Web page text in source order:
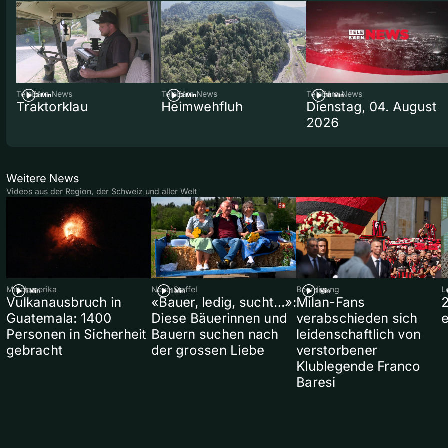
3 Min
TeleBärn News
Traktorklau
3 Min
TeleBärn News
Heimwehfluh
18 Min
TeleBärn News
Dienstag, 04. August
2026
Weitere News
Videos aus der Region, der Schweiz und aller Welt
1 Min
Mittelamerika
Vulkanausbruch in
Guatemala: 1400
Personen in Sicherheit
gebracht
1 Min
Neue Staffel
«Bauer, ledig, sucht…»:
Diese Bäuerinnen und
Bauern suchen nach
der grossen Liebe
1 Min
Beerdigung
Milan-Fans
verabschieden sich
leidenschaftlich von
verstorbener
Klublegende Franco
Baresi